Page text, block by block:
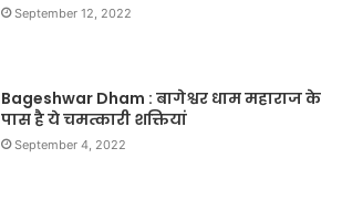
September 12, 2022
Bageshwar Dham : बागेश्वर धाम महाराज के
पास है ये चमत्कारी शक्तियां
September 4, 2022